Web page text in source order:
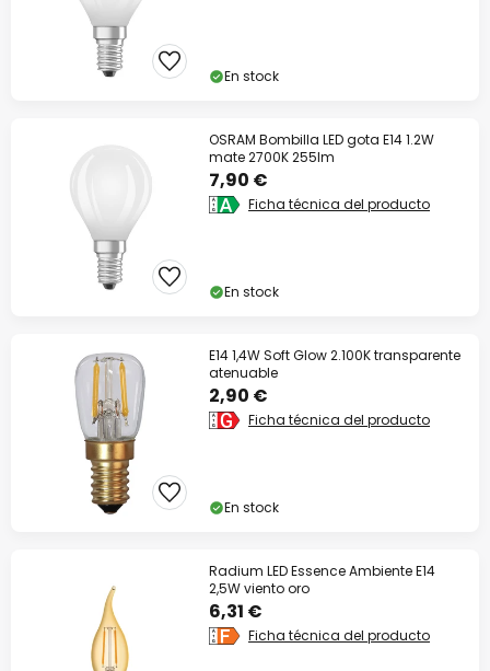
En stock
OSRAM Bombilla LED gota E14 1.2W
mate 2700K 255lm
7,90 €
Ficha técnica del producto
En stock
E14 1,4W Soft Glow 2.100K transparente
atenuable
2,90 €
Ficha técnica del producto
En stock
Radium LED Essence Ambiente E14
2,5W viento oro
6,31 €
Ficha técnica del producto